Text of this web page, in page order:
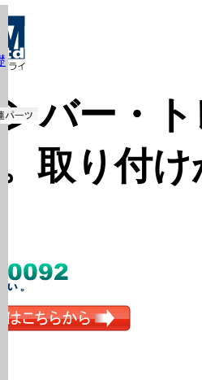
ンバー・
取り付